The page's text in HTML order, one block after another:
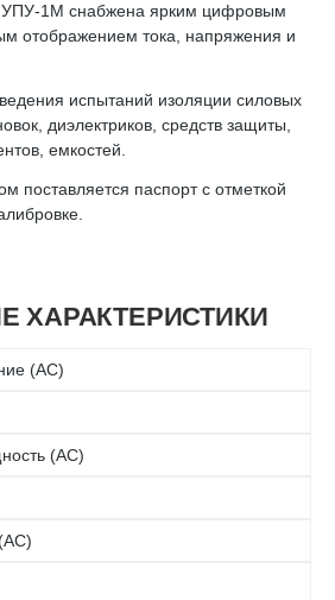
УПУ-1М снабжена ярким цифровым
отображением тока, напряжения и
испытаний изоляции силовых
диэлектриков, средств защиты,
емкостей.
поставляется паспорт с отметкой
ХАРАКТЕРИСТИКИ
(AC)
(AC)